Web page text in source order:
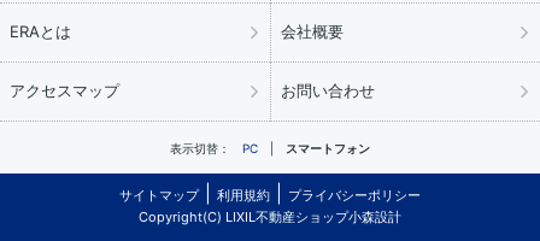
ERAとは 会社概要
アクセスマップ お問い合わせ
表示切替： PC スマートフォン
サイトマップ 利用規約
プライバシーポリシー
Copyright(C) LIXIL不動産ショップ小森設計